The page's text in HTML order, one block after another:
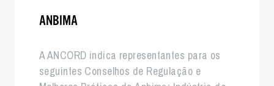
ANBIMA
A ANCORD indica representantes para os
seguintes Conselhos de Regulação e